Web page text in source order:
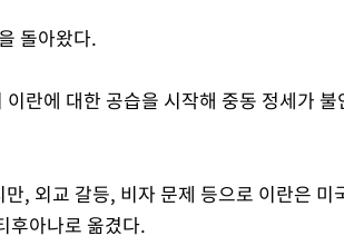
돌아왔다.
란에 대한 공습을 시작해 중동 정세가
, 외교 갈등, 비자 문제 등으로 이란은 미
후아나로 옮겼다.